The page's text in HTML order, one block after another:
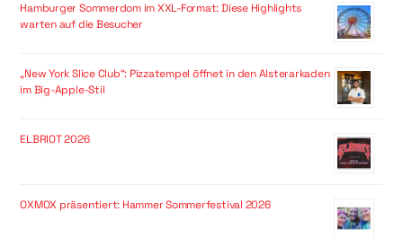
Hamburger Sommerdom im XXL-Format: Diese Highlights
warten auf die Besucher
„New York Slice Club“: Pizzatempel öffnet in den Alsterarkaden
im Big-Apple-Stil
ELBRIOT 2026
OXMOX präsentiert: Hammer Sommerfestival 2026